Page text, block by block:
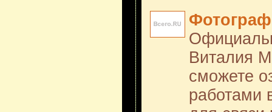
Виталия
сможете
работами